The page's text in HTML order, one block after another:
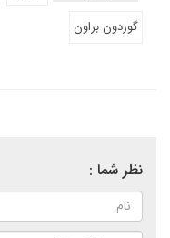
گوردون براون
نظر شما :